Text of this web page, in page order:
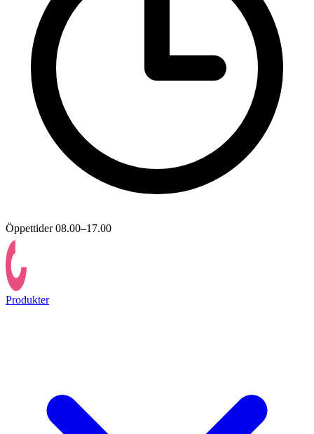
Öppettider 08.00–17.00
Produkter